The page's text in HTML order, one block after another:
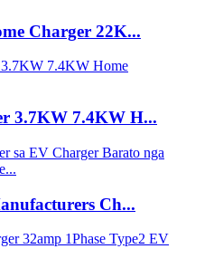
Charger 22K...
3.7KW 7.4KW H...
Ch...